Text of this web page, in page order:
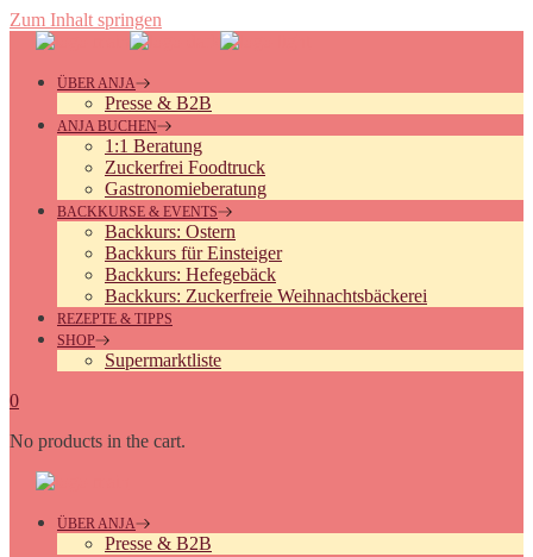
Zum Inhalt springen
ÜBER ANJA
Presse & B2B
ANJA BUCHEN
1:1 Beratung
Zuckerfrei Foodtruck
Gastronomieberatung
BACKKURSE & EVENTS
Backkurs: Ostern
Backkurs für Einsteiger
Backkurs: Hefegebäck
Backkurs: Zuckerfreie Weihnachtsbäckerei
REZEPTE & TIPPS
SHOP
Supermarktliste
0
No products in the cart.
ÜBER ANJA
Presse & B2B